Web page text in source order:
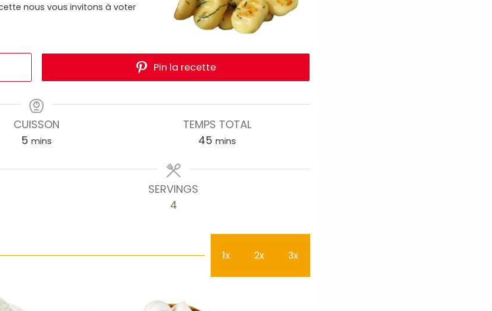
nous vous invitons à voter
Pin la recette
CUISSON
5 mins
TEMPS TOTAL
45 mins
SERVINGS
4
1x 2x 3x